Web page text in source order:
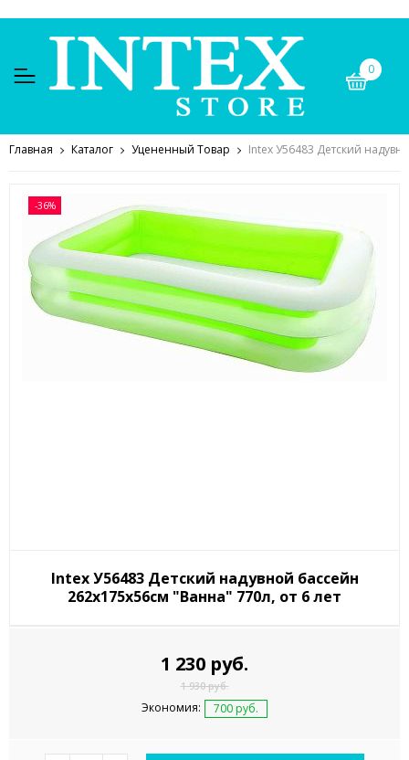
0
Главная Каталог Уцененный Товар Intex У56483 Детский
-36%
Intex У56483 Детский надувной бассейн
262х175х56см "Ванна" 770л, от 6 лет
1 230 руб.
1 930 руб.
Экономия: 700 руб.